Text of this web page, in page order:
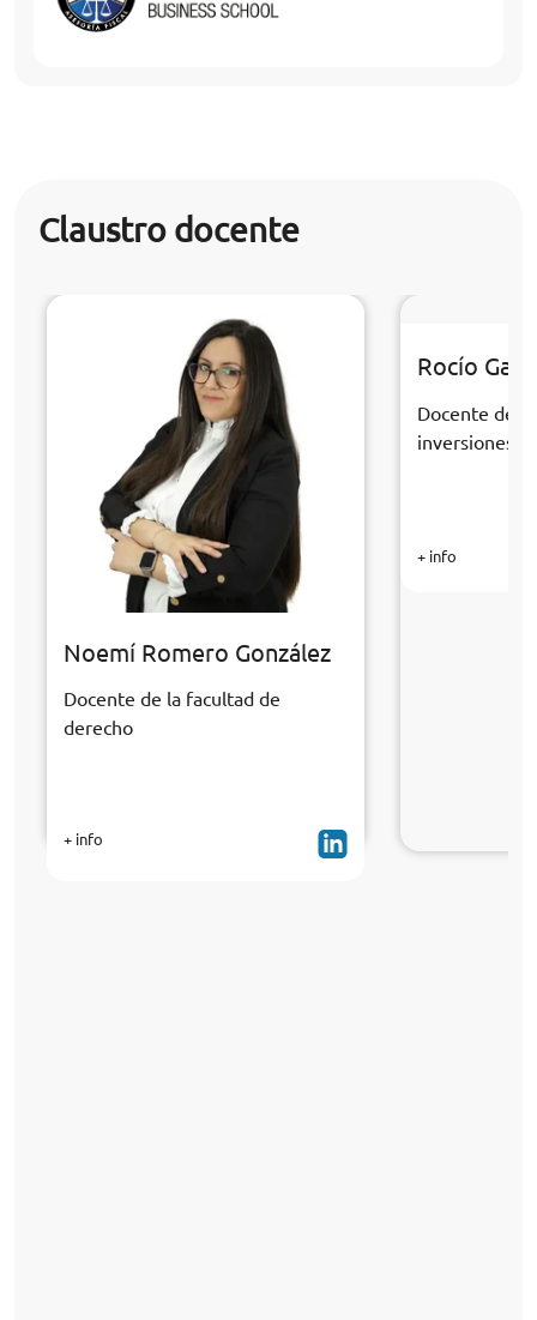
Claustro docente
Noemí Romero González
Docente de la facultad de
derecho
+ info
Rocío
Docente de
inversiones y
+ info